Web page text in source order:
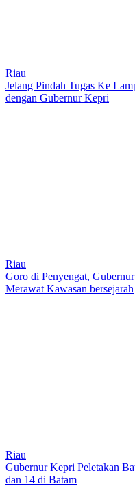
Riau
Jelang Pindah Tugas Ke
dengan Gubernur Kepri
Riau
Goro di Penyengat,
Merawat Kawasan bersejarah
Riau
Gubernur Kepri Peletakan
dan 14 di Batam